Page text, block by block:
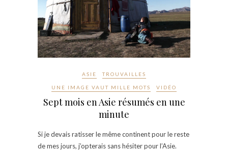
ASIE TROUVAILLES
UNE IMAGE VAUT MILLE MOTS VIDÉO
Sept mois en Asie résumés en une
minute
Si je devais ratisser le même continent pour le reste
de mes jours, j’opterais sans hésiter pour l’Asie.